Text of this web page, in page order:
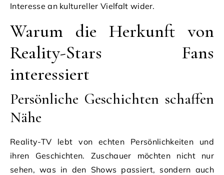
Interesse an kultureller Vielfalt wider.
Warum die Herkunft von
Reality-Stars Fans
interessiert
Persönliche Geschichten schaffen
Nähe
Reality-TV lebt von echten Persönlichkeiten und
ihren Geschichten. Zuschauer möchten nicht nur
sehen, was in den Shows passiert, sondern auch